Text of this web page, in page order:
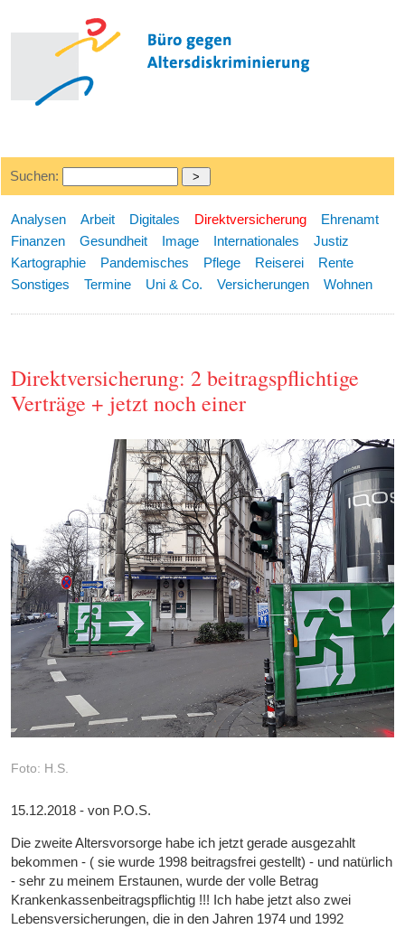
Suchen:
Analysen Arbeit Digitales Direktversicherung
Ehrenamt
Finanzen
Gesundheit Image Internationales
Justiz
Kartographie
Pandemisches Pflege Reiserei
Rente
Sonstiges
Termine Uni & Co. Versicherungen Wohnen
Direktversicherung: 2 beitragspflichtige
Verträge + jetzt noch einer
Foto: H.S.
15.12.2018 - von P.O.S.
Die zweite Altersvorsorge habe ich jetzt gerade ausgezahlt
bekommen - ( sie wurde 1998 beitragsfrei gestellt) - und natürlich
- sehr zu meinem Erstaunen, wurde der volle Betrag
Krankenkassenbeitragspflichtig !!! Ich habe jetzt also zwei
Lebensversicherungen, die in den Jahren 1974 und 1992